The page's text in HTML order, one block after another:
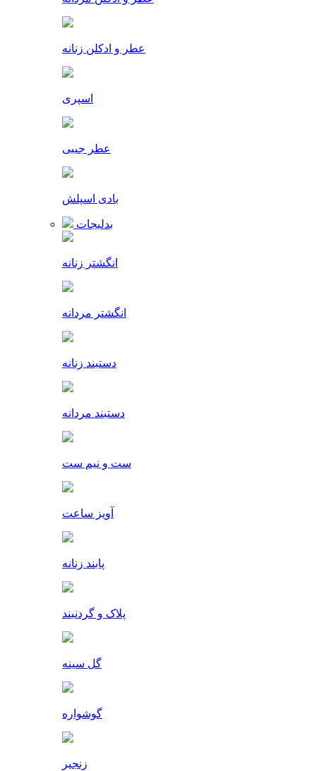
عطر و ادکلن زنانه
اسپری
عطر جیبی
بادی اسپلش
بدلیجات
انگشتر زنانه
انگشتر مردانه
دستبند زنانه
دستبند مردانه
ست و نیم ست
آویز ساعت
پابند زنانه
پلاک و گردنبند
گل سینه
گوشواره
زنجیر